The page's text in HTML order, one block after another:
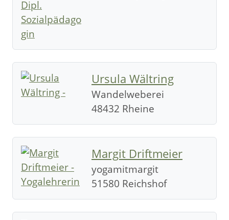
Ursula Wältring
Wandelweberei
48432 Rheine
Margit Driftmeier
yogamitmargit
51580 Reichshof